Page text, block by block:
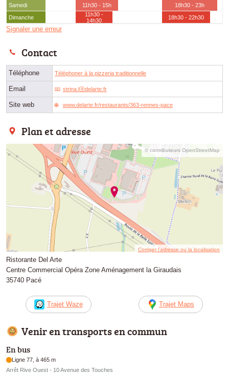
Samedi
11h30 - 15h
18h30 - 23h
Dimanche
11h30 -
14h30
18h30 - 22h30
Signaler une erreur
Contact
Téléphone Téléphoner à la pizzeria traditionnelle
Email strina.lⓐdelarte.fr
Site web www.delarte.fr/restaurants/363-rennes-pace
Plan et adresse
© contributeurs OpenStreetMap
Corriger l’adresse ou la localisation
Ristorante Del Arte
Centre Commercial Opéra Zone Aménagement la Giraudais
35740 Pacé
Trajet Waze Trajet Maps
Venir en transports en commun
En bus
Ligne 77, à 465 m
Arrêt Rive Ouest - 10 Avenue des Touches